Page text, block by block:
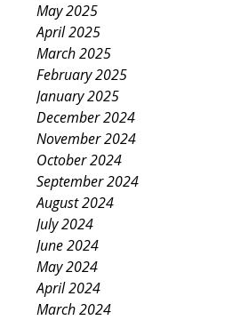
May 2025
April 2025
March 2025
February 2025
January 2025
December 2024
November 2024
October 2024
September 2024
August 2024
July 2024
June 2024
May 2024
April 2024
March 2024